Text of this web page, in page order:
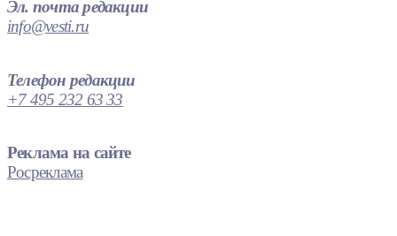
Эл. почта редакции
info@vesti.ru
Телефон редакции
+7 495 232 63 33
Реклама на сайте
Росреклама